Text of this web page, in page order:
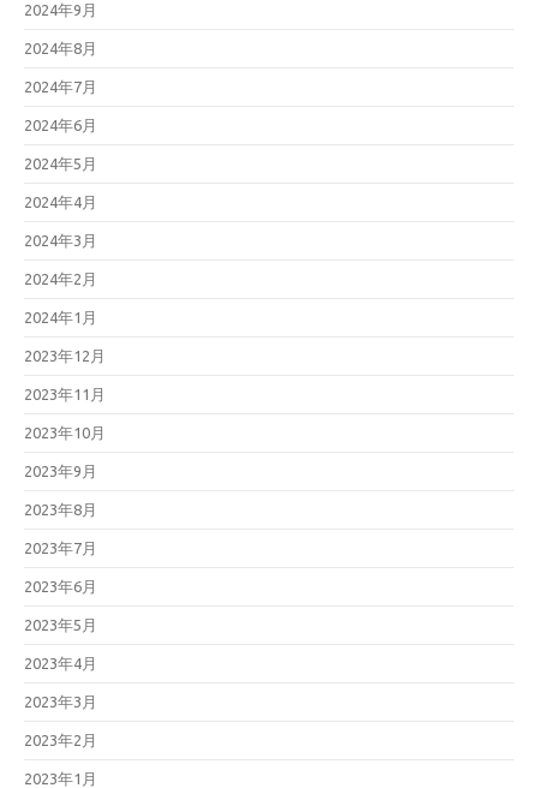
2024年9月
2024年8月
2024年7月
2024年6月
2024年5月
2024年4月
2024年3月
2024年2月
2024年1月
2023年12月
2023年11月
2023年10月
2023年9月
2023年8月
2023年7月
2023年6月
2023年5月
2023年4月
2023年3月
2023年2月
2023年1月